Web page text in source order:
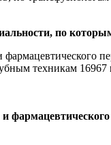
по
техникам
и